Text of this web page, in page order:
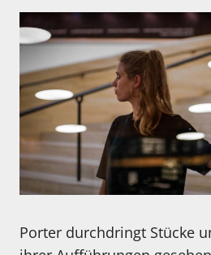
Porter durchdringt Stücke